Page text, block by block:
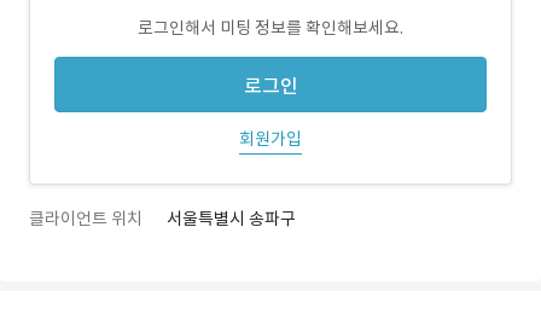
로그인해서 미팅 정보를 확인해보세요.
로그인
회원가입
클라이언트 위치 서울특별시 송파구